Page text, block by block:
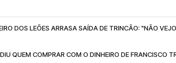
DOS LEÕES ARRASA SAÍDA DE TRINCÃO: "NÃO
QUEM COMPRAR COM O DINHEIRO DE FRANCISCO